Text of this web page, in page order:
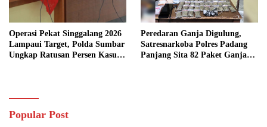
Operasi Pekat Singgalang 2026
Lampaui Target, Polda Sumbar
Ungkap Ratusan Persen Kasus
Peredaran Ganja Digulung,
Satresnarkoba Polres Padang
Panjang Sita 82 Paket Ganja
Popular Post